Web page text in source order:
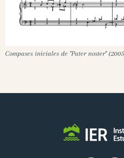
Compases iniciales de "Pater noster"